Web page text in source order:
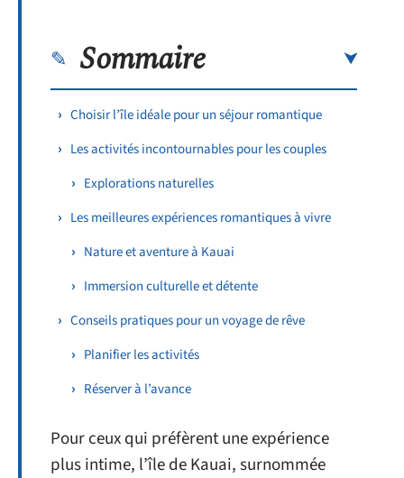
Sommaire
Choisir l’île idéale pour un séjour romantique
Les activités incontournables pour les couples
Explorations naturelles
Les meilleures expériences romantiques à vivre
Nature et aventure à Kauai
Immersion culturelle et détente
Conseils pratiques pour un voyage de rêve
Planifier les activités
Réserver à l’avance
Pour ceux qui préfèrent une expérience
plus intime, l’île de Kauai, surnommée